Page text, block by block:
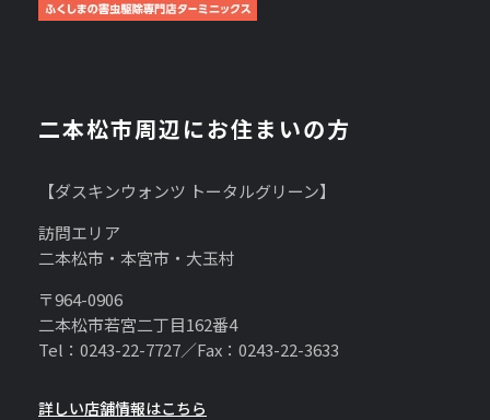
二本松市周辺にお住まいの方
【ダスキンウォンツ トータルグリーン】
訪問エリア
二本松市・本宮市・大玉村
〒964-0906
二本松市若宮二丁目162番4
Tel：0243-22-7727／Fax：0243-22-3633
詳しい店舗情報はこちら